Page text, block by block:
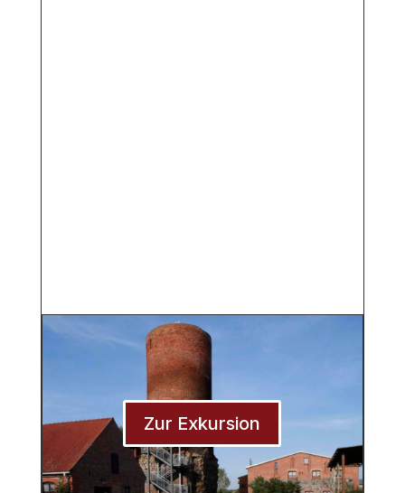
Zur Exkursion